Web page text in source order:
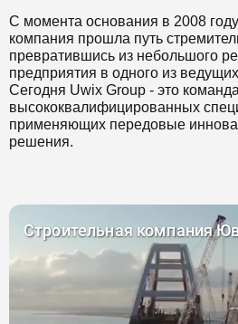
С момента основания в 2008
компания прошла путь
превратившись из небольшого
предприятия в одного из
Сегодня Uwix Group - это команда
высококвалифицированных
применяющих передовые
решения.